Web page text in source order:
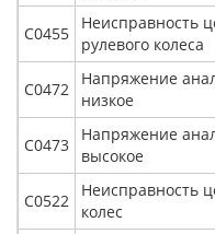
С0455
Неисправность
рулевого колеса
С0472
Напряжение
низкое
С0473
Напряжение
высокое
С0522
Неисправность
колес